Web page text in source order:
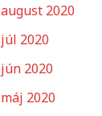
august 2020
júl 2020
jún 2020
máj 2020